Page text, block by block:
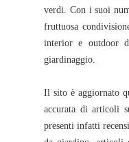
verdi. Con i suoi
fruttuosa
interior e outdoor
giardinaggio.
Il sito è aggiornato
accurata di articoli
presenti infatti